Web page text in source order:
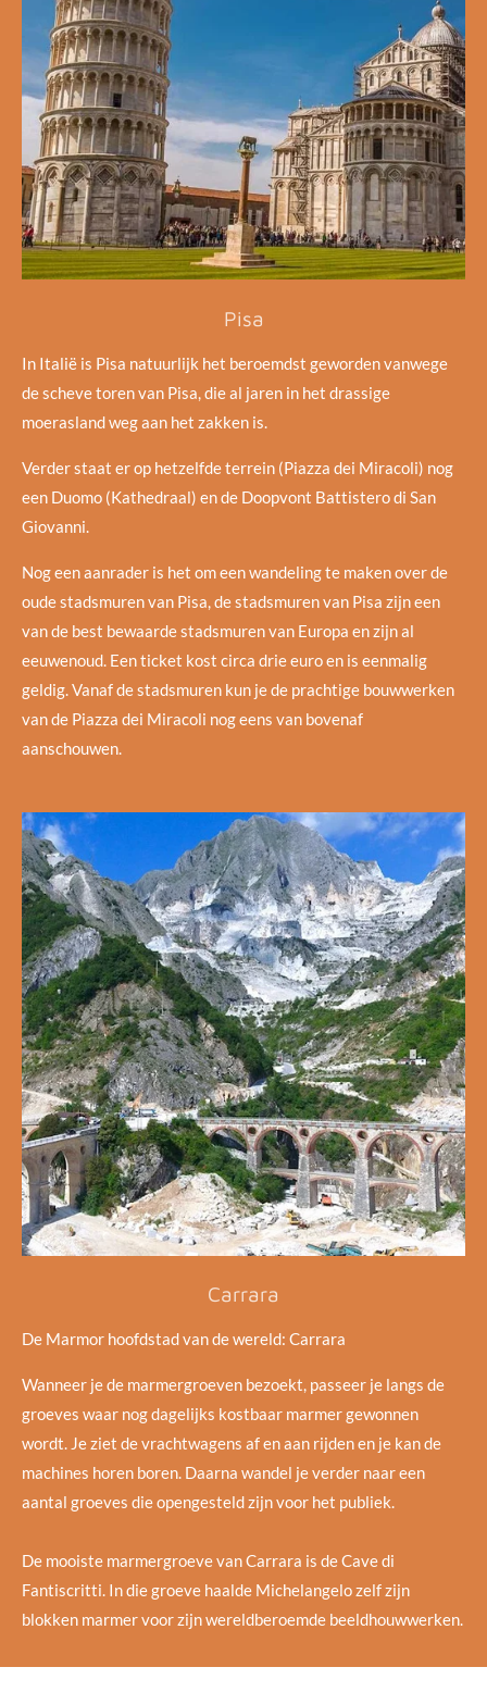
Pisa
In Italië is Pisa natuurlijk het beroemdst geworden vanwege
de scheve toren van Pisa, die al jaren in het drassige
moerasland weg aan het zakken is.
Verder staat er op hetzelfde terrein (Piazza dei Miracoli) nog
een Duomo (Kathedraal) en de Doopvont Battistero di San
Giovanni.
Nog een aanrader is het om een wandeling te maken over de
oude stadsmuren van Pisa, de stadsmuren van Pisa zijn een
van de best bewaarde stadsmuren van Europa en zijn al
eeuwenoud. Een ticket kost circa drie euro en is eenmalig
geldig. Vanaf de stadsmuren kun je de prachtige bouwwerken
van de Piazza dei Miracoli nog eens van bovenaf
aanschouwen.
Carrara
De Marmor hoofdstad van de wereld: Carrara
Wanneer je de marmergroeven bezoekt, passeer je langs de
groeves waar nog dagelijks kostbaar marmer gewonnen
wordt. Je ziet de vrachtwagens af en aan rijden en je kan de
machines horen boren. Daarna wandel je verder naar een
aantal groeves die opengesteld zijn voor het publiek.
De mooiste marmergroeve van Carrara is de Cave di
Fantiscritti. In die groeve haalde Michelangelo zelf zijn
blokken marmer voor zijn wereldberoemde beeldhouwwerken.